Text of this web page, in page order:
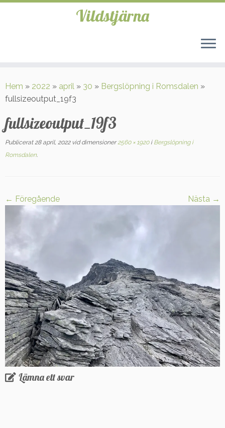
till
innehåll
Vildstjärna
Hem » 2022 » april » 30 » Bergslöpning i Romsdalen »
fullsizeoutput_19f3
fullsizeoutput_19f3
Publicerat 28 april, 2022vid dimensioner2560 × 1920iBergslöpning i
Romsdalen.
← Föregående Nästa →
Lämna ett svar